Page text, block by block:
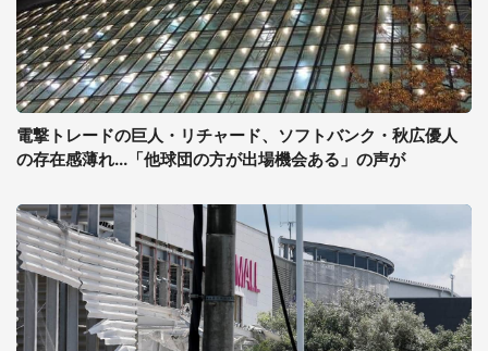
電撃トレードの巨人・リチャード、ソフトバンク・秋広優人
の存在感薄れ...「他球団の方が出場機会ある」の声が